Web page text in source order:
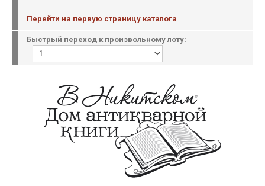
Перейти на первую страницу каталога
Быстрый переход к произвольному лоту: